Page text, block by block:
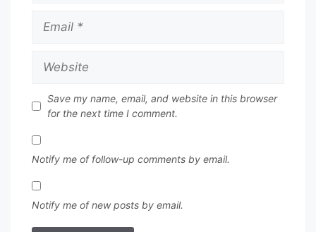
Email
Website
Save my name, email, and website in this browser
for the next time I comment.
Notify me of follow-up comments by email.
Notify me of new posts by email.